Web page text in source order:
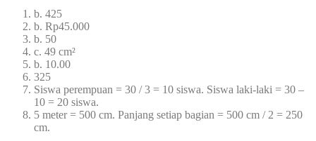
b. 425
b. Rp45.000
b. 50
c. 49 cm²
b. 10.00
325
Siswa perempuan = 30 / 3 = 10 siswa. Siswa laki-laki = 30 –
10 = 20 siswa.
5 meter = 500 cm. Panjang setiap bagian = 500 cm / 2 = 250
cm.